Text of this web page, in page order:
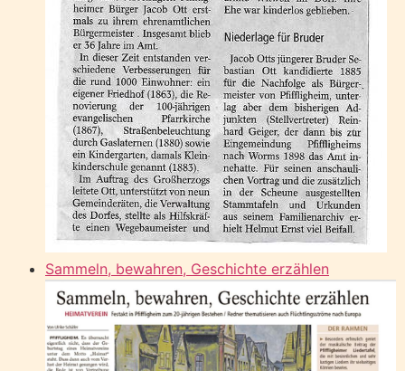
Sammeln, bewahren, Geschichte erzählen